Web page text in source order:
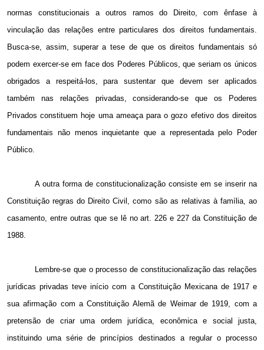
normas constitucionais a outros ramos do Direito, com ênfase à
vinculação das relações entre particulares dos direitos fundamentais.
Busca-se, assim, superar a tese de que os direitos fundamentais só
podem exercer-se em face dos Poderes Públicos, que seriam os únicos
obrigados a respeitá-los, para sustentar que devem ser aplicados
também nas relações privadas, considerando-se que os Poderes
Privados constituem hoje uma ameaça para o gozo efetivo dos direitos
fundamentais não menos inquietante que a representada pelo Poder
Público.
A outra forma de constitucionalização consiste em se inserir na
Constituição regras do Direito Civil, como são as relativas à família, ao
casamento, entre outras que se lê no art. 226 e 227 da Constituição de
1988.
Lembre-se que o processo de constitucionalização das relações
jurídicas privadas teve início com a Constituição Mexicana de 1917 e
sua afirmação com a Constituição Alemã de Weimar de 1919, com a
pretensão de criar uma ordem jurídica, econômica e social justa,
instituindo uma série de princípios destinados a regular o processo